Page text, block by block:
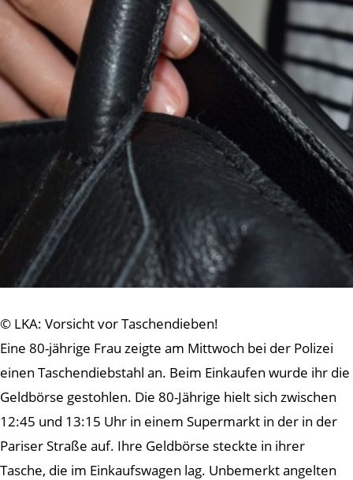
© LKA: Vorsicht vor Taschendieben!
Eine 80-jährige Frau zeigte am Mittwoch bei der Polizei
einen Taschendiebstahl an. Beim Einkaufen wurde ihr die
Geldbörse gestohlen. Die 80-Jährige hielt sich zwischen
12:45 und 13:15 Uhr in einem Supermarkt in der in der
Pariser Straße auf. Ihre Geldbörse steckte in ihrer
Tasche, die im Einkaufswagen lag. Unbemerkt angelten